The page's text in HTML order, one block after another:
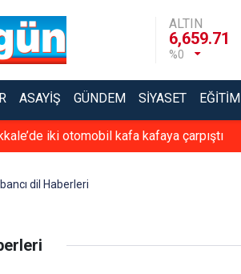
ALTIN
6,659.71
%0
ASAYIŞ GÜNDEM SIYASET EĞITIM
iki otomobil kafa kafaya çarpıştı
dil Haberleri